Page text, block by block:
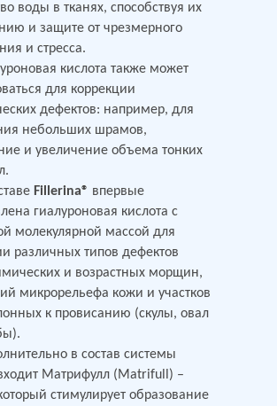
воды в тканях, способствуя их
и защите от чрезмерного
и стресса.
кислота также может
для коррекции
дефектов: например, для
небольших шрамов,
и увеличение объема тонких
Fillerina® впервые
гиалуроновая кислота с
молекулярной массой для
различных типов дефектов
и возрастных морщин,
микрорельефа кожи и участков
к провисанию (скулы, овал
в состав системы
Матрифулл (Matrifull) –
стимулирует образование